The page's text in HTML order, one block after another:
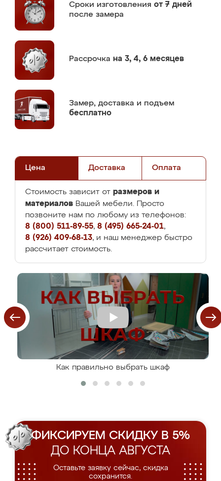
Сроки изготовления от 7 дней
после замера
Рассрочка на 3, 4, 6 месяцев
Замер, доставка и подъем
бесплатно
Цена Доставка Оплата
Стоимость зависит от размеров и
материалов Вашей мебели. Просто
позвоните нам по любому из телефонов:
8 (800) 511-89-55, 8 (495) 665-24-01,
8 (926) 409-68-13, и наш менеджер быстро
рассчитает стоимость.
Как правильно выбрать шкаф
ФИКСИРУЕМ СКИДКУ В 5%
ДО КОНЦА АВГУСТА
Оставьте заявку сейчас, скидка
сохранится.